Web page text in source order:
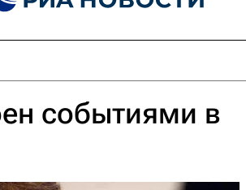
событиями в